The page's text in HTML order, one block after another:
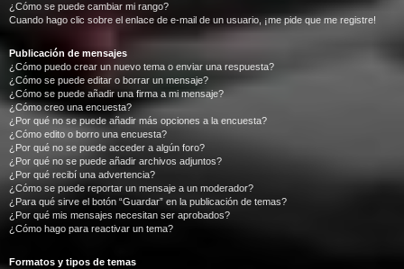
¿Cómo se puede cambiar mi rango?
Cuando hago clic sobre el enlace de e-mail de un usuario, ¡me pide que me registre!
Publicación de mensajes
¿Cómo puedo crear un nuevo tema o enviar una respuesta?
¿Cómo se puede editar o borrar un mensaje?
¿Cómo se puede añadir una firma a mi mensaje?
¿Cómo creo una encuesta?
¿Por qué no se puede añadir más opciones a la encuesta?
¿Cómo edito o borro una encuesta?
¿Por qué no se puede acceder a algún foro?
¿Por qué no se puede añadir archivos adjuntos?
¿Por qué recibí una advertencia?
¿Cómo se puede reportar un mensaje a un moderador?
¿Para qué sirve el botón “Guardar” en la publicación de temas?
¿Por qué mis mensajes necesitan ser aprobados?
¿Cómo hago para reactivar un tema?
Formatos y tipos de temas